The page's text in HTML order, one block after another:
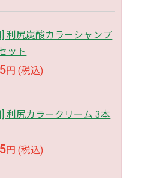
] 利尻炭酸カラーシャンプ
ット
円 (税込)
] 利尻カラークリーム 3本
円 (税込)